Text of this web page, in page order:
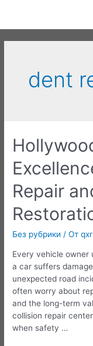
содержимому
dent
Repair
Без рубрики / От
Every vehicle owner
a car suffers
unexpected road
often worry about
and the long-term
collision repair
when safety …